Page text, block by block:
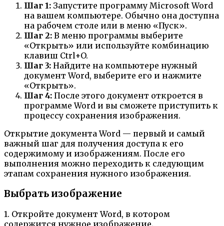
Шаг 1: Запустите программу Microsoft Word
на вашем компьютере. Обычно она доступна
на рабочем столе или в меню «Пуск».
Шаг 2: В меню программы выберите
«Открыть» или используйте комбинацию
клавиш Ctrl+O.
Шаг 3: Найдите на компьютере нужный
документ Word, выберите его и нажмите
«Открыть».
Шаг 4: После этого документ откроется в
программе Word и вы сможете приступить к
процессу сохранения изображения.
Открытие документа Word — первый и самый
важный шаг для получения доступа к его
содержимому и изображениям. После его
выполнения можно переходить к следующим
этапам сохранения нужного изображения.
Выбрать изображение
1. Откройте документ Word, в котором
содержится нужное изображение.